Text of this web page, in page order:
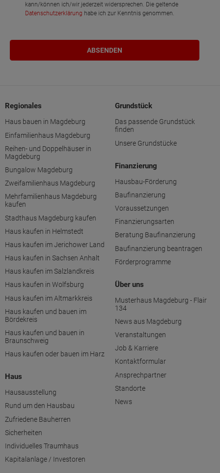
kann/können ich/wir jederzeit widersprechen. Die geltende
Datenschutzerklärung habe ich zur Kenntnis genommen.
Regionales
Haus bauen in Magdeburg
Einfamilienhaus Magdeburg
Reihen- und Doppelhäuser in
Magdeburg
Bungalow Magdeburg
Zweifamilienhaus Magdeburg
Mehrfamilienhaus Magdeburg
kaufen
Stadthaus Magdeburg kaufen
Haus kaufen in Helmstedt
Haus kaufen im Jerichower Land
Haus kaufen in Sachsen Anhalt
Haus kaufen im Salzlandkreis
Haus kaufen in Wolfsburg
Haus kaufen im Altmarkkreis
Haus kaufen und bauen im
Bördekreis
Haus kaufen und bauen in
Braunschweig
Haus kaufen oder bauen im Harz
Haus
Hausausstellung
Rund um den Hausbau
Zufriedene Bauherren
Sicherheiten
Individuelles Traumhaus
Kapitalanlage / Investoren
Grundstück
Das passende Grundstück
finden
Unsere Grundstücke
Finanzierung
Hausbau-Förderung
Baufinanzierung
Voraussetzungen
Finanzierungsarten
Beratung Baufinanzierung
Baufinanzierung beantragen
Förderprogramme
Über uns
Musterhaus Magdeburg - Flair
134
News aus Magdeburg
Veranstaltungen
Job & Karriere
Kontaktformular
Ansprechpartner
Standorte
News